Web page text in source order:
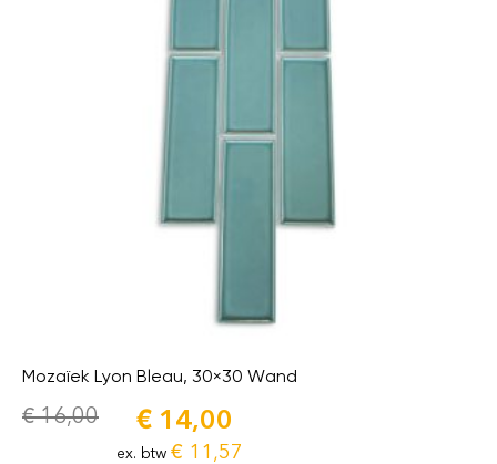
Mozaïek Lyon Bleau, 30×30 Wand
€16,00 € 14,00
ex. btw € 11,57